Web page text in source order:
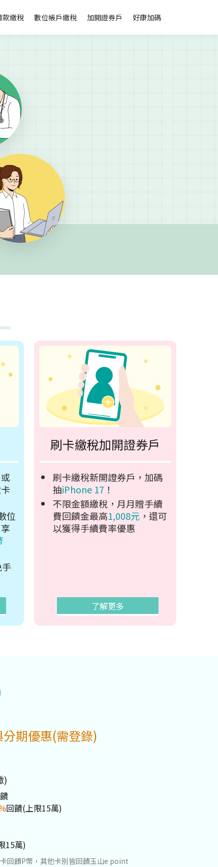
款繳稅 數位帳戶繳稅 加開證券戶 好康加碼
位
刷卡繳稅加開證券戶
刷卡繳稅新開證券戶，加碼
抽iPhone 17 ！
不限金額繳稅，月月贈手續
費回饋金最高1,008元 ，還可
以獲得手續費率優惠
了解更多
期優惠(需登錄)
)
回饋(上限15萬)
15萬)
回饋P幣，其他卡別皆回饋玉山e point